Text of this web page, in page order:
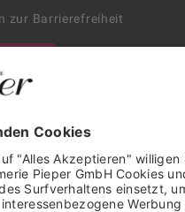
zur Barrierefreiheit